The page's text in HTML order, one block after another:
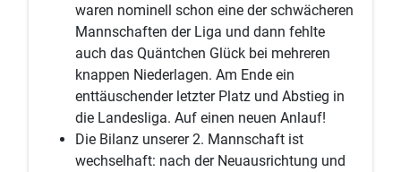
waren nominell schon eine der schwächeren
Mannschaften der Liga und dann fehlte
auch das Quäntchen Glück bei mehreren
knappen Niederlagen. Am Ende ein
enttäuschender letzter Platz und Abstieg in
die Landesliga. Auf einen neuen Anlauf!
Die Bilanz unserer 2. Mannschaft ist
wechselhaft: nach der Neuausrichtung und